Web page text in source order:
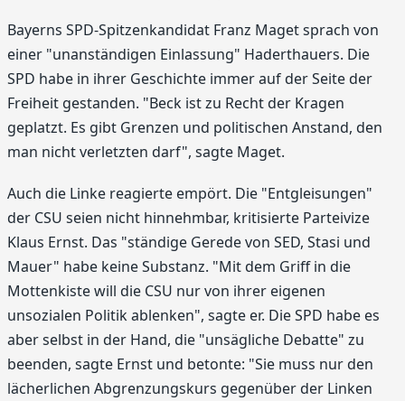
Bayerns SPD-Spitzenkandidat Franz Maget sprach von
einer "unanständigen Einlassung" Haderthauers. Die
SPD habe in ihrer Geschichte immer auf der Seite der
Freiheit gestanden. "Beck ist zu Recht der Kragen
geplatzt. Es gibt Grenzen und politischen Anstand, den
man nicht verletzten darf", sagte Maget.
Auch die Linke reagierte empört. Die "Entgleisungen"
der CSU seien nicht hinnehmbar, kritisierte Parteivize
Klaus Ernst. Das "ständige Gerede von SED, Stasi und
Mauer" habe keine Substanz. "Mit dem Griff in die
Mottenkiste will die CSU nur von ihrer eigenen
unsozialen Politik ablenken", sagte er. Die SPD habe es
aber selbst in der Hand, die "unsägliche Debatte" zu
beenden, sagte Ernst und betonte: "Sie muss nur den
lächerlichen Abgrenzungskurs gegenüber der Linken